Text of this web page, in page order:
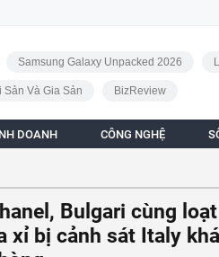
Samsung Galaxy Unpacked 2026
Sản Và Gia Sản BizReview
DOANH CÔNG NGHỆ
Bulgari cùng loạt
xỉ bị cảnh sát Italy